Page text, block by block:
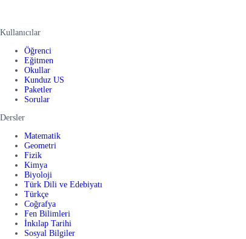
Kullanıcılar
Öğrenci
Eğitmen
Okullar
Kunduz US
Paketler
Sorular
Dersler
Matematik
Geometri
Fizik
Kimya
Biyoloji
Türk Dili ve Edebiyatı
Türkçe
Coğrafya
Fen Bilimleri
İnkılap Tarihi
Sosyal Bilgiler